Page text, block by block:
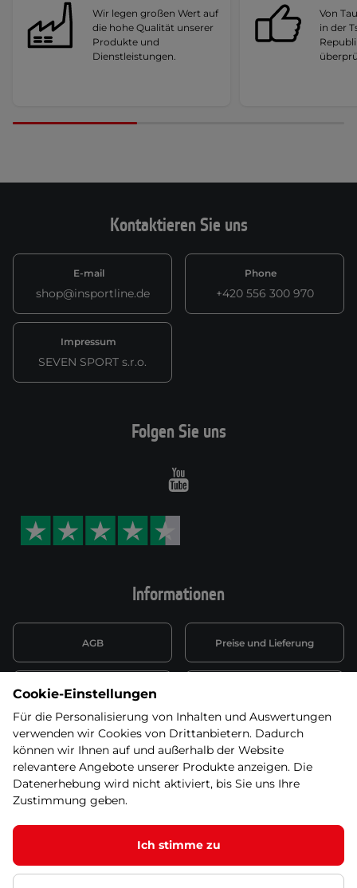
Wir legen großen Wert auf
die hohe Qualität unserer
Produkte und
Dienstleistungen.
Von
in der
Kontaktieren Sie uns
E-mail
shop@insportline.de
Phone
+420 556 300 970
Impressum
SEVEN SPORT s.r.o.
Informationen
AGB Preise und Lieferung
Datenschutzerklärung
Wiederufsbelehrung mit Link
zum Formular
Batterieentsorgung
Informationen zu Elektro-
und Elektonikgeräten
Widerruf erklären
Folgen Sie uns
Youtube
Cookie-Einstellungen
Für die Personalisierung von Inhalten und Auswertungen
verwenden wir Cookies von Drittanbietern. Dadurch
können wir Ihnen auf und außerhalb der Website
relevantere Angebote unserer Produkte anzeigen. Die
Datenerhebung wird nicht aktiviert, bis Sie uns Ihre
Zustimmung geben.
Ich stimme zu